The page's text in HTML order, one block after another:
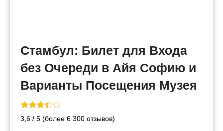
Стамбул: Билет для Входа
без Очереди в Айя Софию и
Варианты Посещения Музея
3,6 / 5 (более 6 300 отзывов)